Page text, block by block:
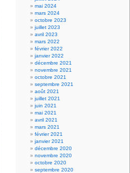
mai 2024
mars 2024
octobre 2023
juillet 2023
avril 2023
mars 2022
février 2022
janvier 2022
décembre 2021
novembre 2021
octobre 2021
septembre 2021
août 2021
juillet 2021
juin 2021
mai 2021
avril 2021
mars 2021
février 2021
janvier 2021
décembre 2020
novembre 2020
octobre 2020
septembre 2020